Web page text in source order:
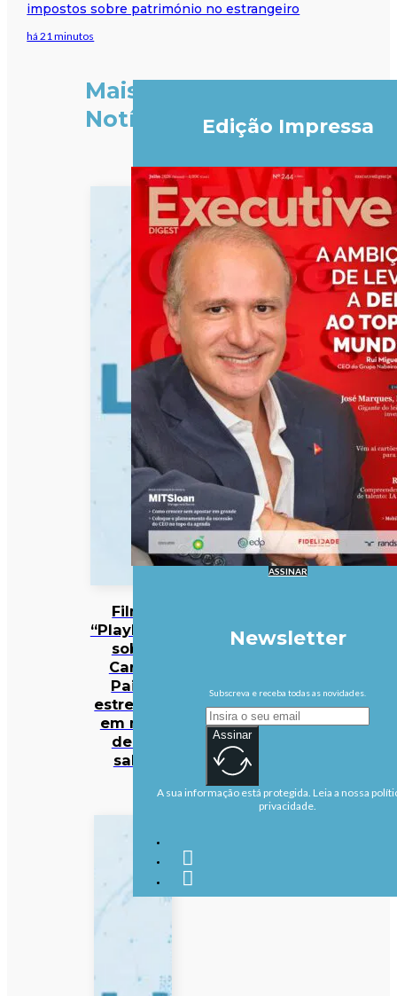
impostos sobre património no estrangeiro
há 21 minutos
Mais
Notícias
Filme
“Playback”
sobre
Carlos
Paião
estreia-se
em mais
de 50
salas
Edição Impressa
ASSINAR
Newsletter
Subscreva e receba todas as novidades.
Assinar
A sua informação está protegida. Leia a nossa
privacidade.